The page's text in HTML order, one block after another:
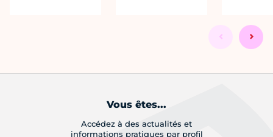
Vous êtes...
Accédez à des actualités et
informations pratiques par profil